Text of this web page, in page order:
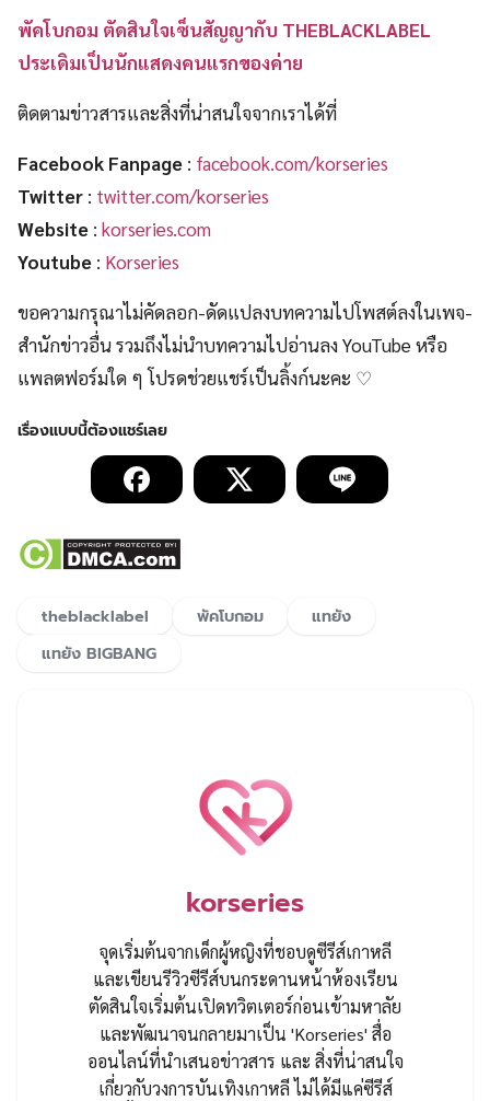
พัคโบกอม ตัดสินใจเซ็นสัญญากับ THEBLACKLABEL
ประเดิมเป็นนักแสดงคนแรกของค่าย
ติดตามข่าวสารและสิ่งที่น่าสนใจจากเราได้ที่
Facebook Fanpage : facebook.com/korseries
Twitter : twitter.com/korseries
Website : korseries.com
Youtube : Korseries
ขอความกรุณาไม่คัดลอก-ดัดแปลงบทความไปโพสต์ลงในเพจ-
สำนักข่าวอื่น รวมถึงไม่นำบทความไปอ่านลง YouTube หรือ
แพลตฟอร์มใด ๆ โปรดช่วยแชร์เป็นลิ้งก์นะคะ ♡
theblacklabel พัคโบกอม
แทยัง
แทยัง BIGBANG
korseries
จุดเริ่มต้นจากเด็กผู้หญิงที่ชอบดูซีรีส์เกาหลี
และเขียนรีวิวซีรีส์บนกระดานหน้าห้องเรียน
ตัดสินใจเริ่มต้นเปิดทวิตเตอร์ก่อนเข้ามหาลัย
และพัฒนาจนกลายมาเป็น 'Korseries' สื่อ
ออนไลน์ที่นำเสนอข่าวสาร และ สิ่งที่น่าสนใจ
เกี่ยวกับวงการบันเทิงเกาหลี ไม่ได้มีแค่ซีรีส์